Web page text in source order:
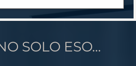
SOLO ESO...